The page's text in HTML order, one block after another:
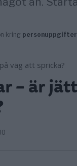
– är